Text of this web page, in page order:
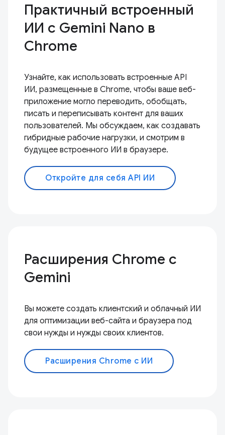
Практичный встроенный
ИИ с Gemini Nano в
Chrome
Узнайте, как использовать встроенные API
ИИ, размещенные в Chrome, чтобы ваше веб-
приложение могло переводить, обобщать,
писать и переписывать контент для ваших
пользователей. Мы обсуждаем, как создавать
гибридные рабочие нагрузки, и смотрим в
будущее встроенного ИИ в браузере.
Откройте для себя API ИИ
Расширения Chrome с
Gemini
Вы можете создать клиентский и облачный ИИ
для оптимизации веб-сайта и браузера под
свои нужды и нужды своих клиентов.
Расширения Chrome с ИИ